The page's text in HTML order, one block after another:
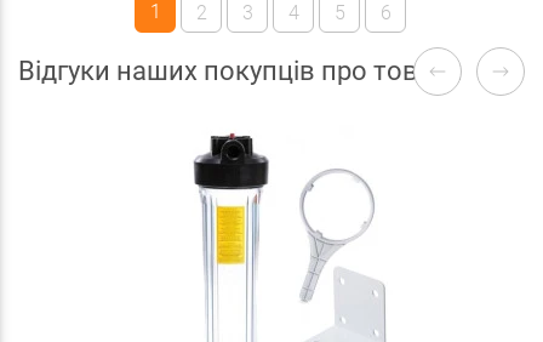
1 2 3 4 5 6
Відгуки наших покупців про товари